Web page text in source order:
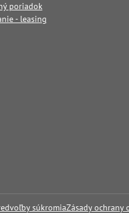
poriadok
- leasing
súkromiaZásady ochrany